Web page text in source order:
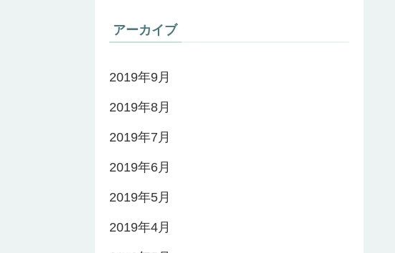
アーカイブ
2019年9月
2019年8月
2019年7月
2019年6月
2019年5月
2019年4月